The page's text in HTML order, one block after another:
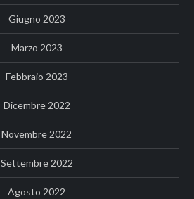
Giugno 2023
Marzo 2023
Febbraio 2023
Dicembre 2022
Novembre 2022
Settembre 2022
Agosto 2022